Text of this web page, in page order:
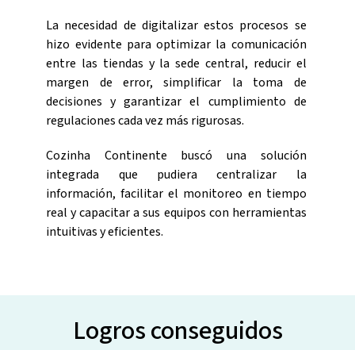
La necesidad de digitalizar estos procesos se
hizo evidente para optimizar la comunicación
entre las tiendas y la sede central, reducir el
margen de error, simplificar la toma de
decisiones y garantizar el cumplimiento de
regulaciones cada vez más rigurosas.
Cozinha Continente buscó una solución
integrada que pudiera centralizar la
información, facilitar el monitoreo en tiempo
real y capacitar a sus equipos con herramientas
intuitivas y eficientes.
Logros conseguidos